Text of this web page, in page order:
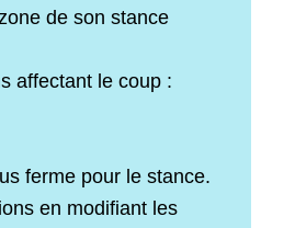
de son stance
affectant le coup :
ferme pour le stance.
en modifiant les